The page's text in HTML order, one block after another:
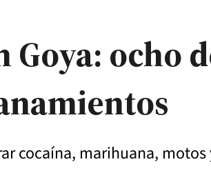
Goya: ocho
cocaína, marihuana,